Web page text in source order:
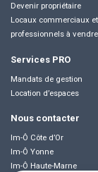
Locaux
PRO
Devenir propriétaire
Locaux commerciaux et
professionnels à vendre
Services PRO
Mandats de gestion
Location d’espaces
Nous contacter
Im-Ô Côte d’Or
Im-Ô Yonne
Im-Ô Haute-Marne